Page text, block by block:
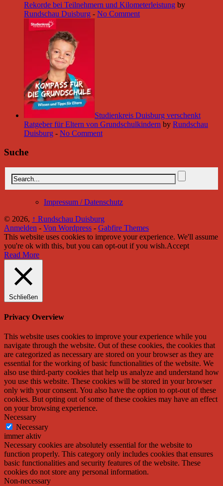
Rekorde bei Teilnehmern und Kilometerleistung by
Rundschau Duisburg - No Comment
Studienkreis Duisburg verschenkt
Ratgeber für Eltern von Grundschulkindern by Rundschau
Duisburg - No Comment
Suche
Impressum / Datenschutz
© 2026, ↑ Rundschau Duisburg
Anmelden - Von Wordpress - Gabfire Themes
This website uses cookies to improve your experience. We'll assume
you're ok with this, but you can opt-out if you wish.Accept
Read More
Schließen
Privacy Overview
This website uses cookies to improve your experience while you
navigate through the website. Out of these cookies, the cookies that
are categorized as necessary are stored on your browser as they are
essential for the working of basic functionalities of the website. We
also use third-party cookies that help us analyze and understand how
you use this website. These cookies will be stored in your browser
only with your consent. You also have the option to opt-out of these
cookies. But opting out of some of these cookies may have an effect
on your browsing experience.
Necessary
Necessary
immer aktiv
Necessary cookies are absolutely essential for the website to
function properly. This category only includes cookies that ensures
basic functionalities and security features of the website. These
cookies do not store any personal information.
Non-necessary